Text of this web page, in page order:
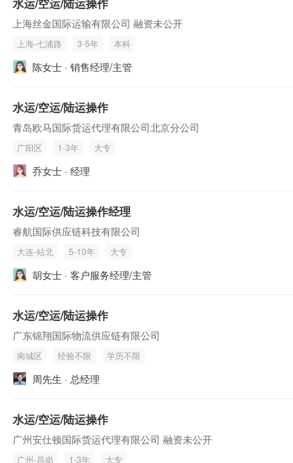
上海丝金国际运输有限公司 融资未公开
上海-七浦路 3-5年 本科
陈女士 · 销售经理/主管
水运/空运/陆运操作
青岛欧马国际货运代理有限公司北京分公司
广阳区 1-3年 大专
乔女士 · 经理
水运/空运/陆运操作经理
睿航国际供应链科技有限公司
大连-站北 5-10年 大专
胡女士 · 客户服务经理/主管
水运/空运/陆运操作
广东锦翔国际物流供应链有限公司
南城区 经验不限 学历不限
周先生 · 总经理
水运/空运/陆运操作
广州安仕顿国际货运代理有限公司 融资未公开
广州-昌岗 1-3年 大专